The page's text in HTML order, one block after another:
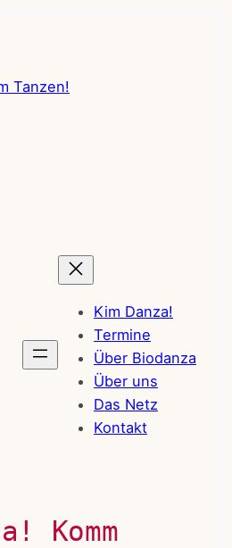
Tanzen!
Kim Danza!
Termine
Über Biodanza
Über uns
Das Netz
Kontakt
Komm